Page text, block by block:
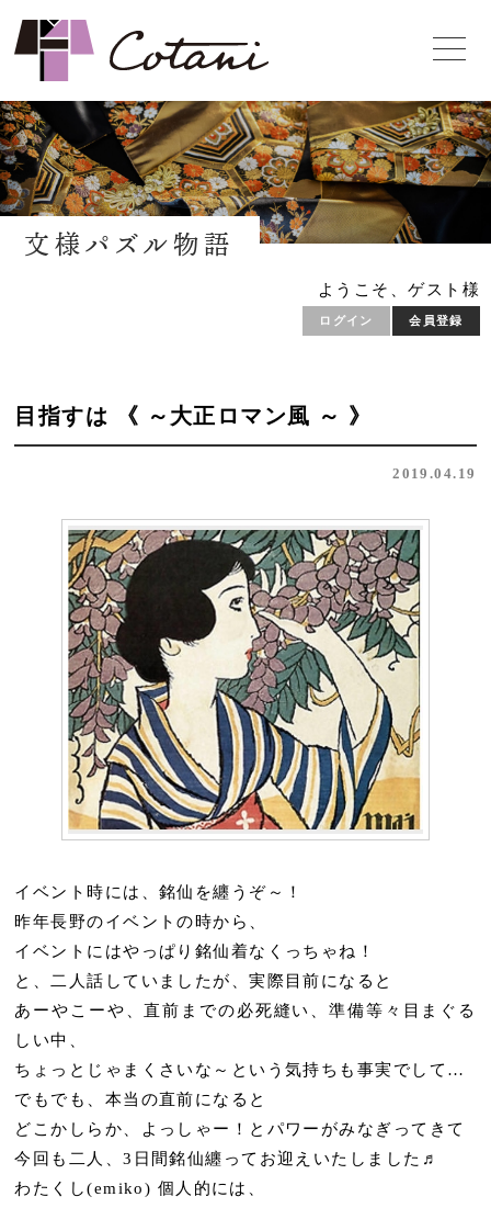
文様パズル物語
ようこそ、ゲスト様
ログイン 会員登録
目指すは 《 ～大正ロマン風 ～ 》
2019.04.19
イベント時には、銘仙を纏うぞ～！
昨年長野のイベントの時から、
イベントにはやっぱり銘仙着なくっちゃね！
と、二人話していましたが、実際目前になると
あーやこーや、直前までの必死縫い、準備等々目まぐる
しい中、
ちょっとじゃまくさいな～という気持ちも事実でして…
でもでも、本当の直前になると
どこかしらか、よっしゃー！とパワーがみなぎってきて
今回も二人、3日間銘仙纏ってお迎えいたしました♬
わたくし(emiko) 個人的には、